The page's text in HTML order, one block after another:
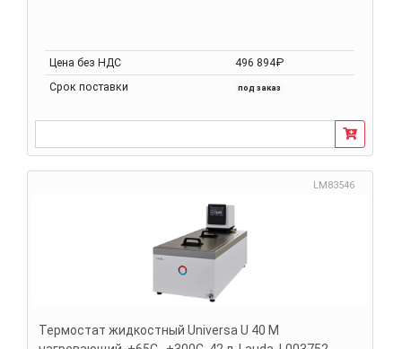
Цена без НДС
496 894₽
Срок поставки
под заказ
LM83546
Термостат жидкостный Universa U 40 M